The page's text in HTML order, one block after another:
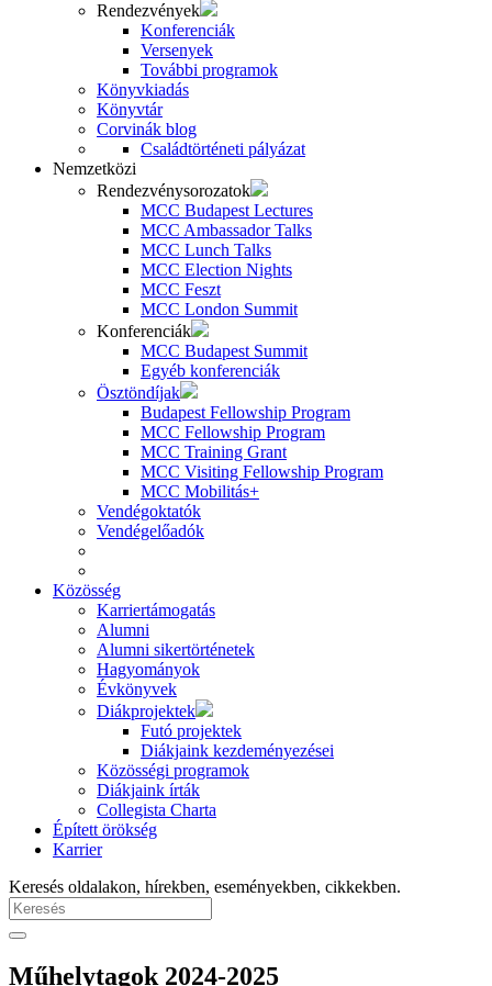
Rendezvények
Konferenciák
Versenyek
További programok
Könyvkiadás
Könyvtár
Corvinák blog
Családtörténeti pályázat
Nemzetközi
Rendezvénysorozatok
MCC Budapest Lectures
MCC Ambassador Talks
MCC Lunch Talks
MCC Election Nights
MCC Feszt
MCC London Summit
Konferenciák
MCC Budapest Summit
Egyéb konferenciák
Ösztöndíjak
Budapest Fellowship Program
MCC Fellowship Program
MCC Training Grant
MCC Visiting Fellowship Program
MCC Mobilitás+
Vendégoktatók
Vendégelőadók
Közösség
Karriertámogatás
Alumni
Alumni sikertörténetek
Hagyományok
Évkönyvek
Diákprojektek
Futó projektek
Diákjaink kezdeményezései
Közösségi programok
Diákjaink írták
Collegista Charta
Épített örökség
Karrier
Keresés oldalakon, hírekben, eseményekben, cikkekben.
Műhelytagok 2024-2025